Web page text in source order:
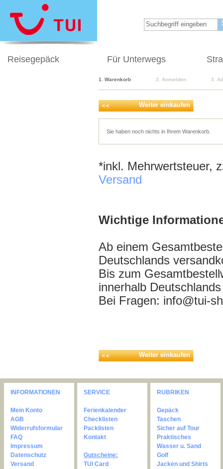
Reisegepäck Für Unterwegs
1. Warenkorb 2. Anmelden 3.
Weiter einkaufen
Sie haben noch nichts in Ihrem Warenkorb.
*inkl. Mehrwertsteuer,
Versand
Wichtige
Ab einem
Deutschlands
Bis zum
innerhalb
Bei Fragen: info@tui-
Weiter einkaufen
INFORMATIONEN
Mein Konto
AGB
Widerrufsformular
FAQ
Impressum
Datenschutz
Versand
SERVICE
Ferienkalender
Checklisten
Packlisten
Kontakt
Gutscheine:
TUI Card
RUBRIKEN
Gepäck
Taschen
Sicher auf Tour
Praktisches
Wasser u. Sand
Golf
Jacken und Shirts